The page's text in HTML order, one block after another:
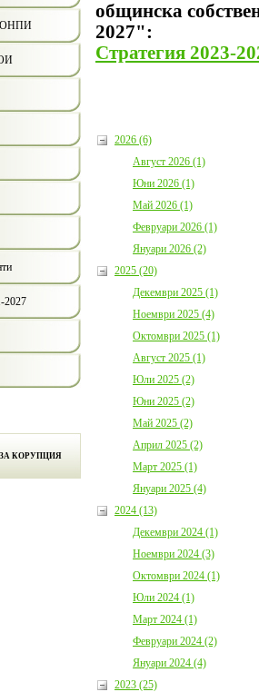
2027
КОРУПЦИЯ
общинска
2027":
Стратегия 2023-
2026 (6)
Август 2026 (1)
Юни 2026 (1)
Май 2026 (1)
Февруари 2026 (1)
Януари 2026 (2)
2025 (20)
Декември 2025 (1)
Ноември 2025 (4)
Октомври 2025 (1)
Август 2025 (1)
Юли 2025 (2)
Юни 2025 (2)
Май 2025 (2)
Април 2025 (2)
Март 2025 (1)
Януари 2025 (4)
2024 (13)
Декември 2024 (1)
Ноември 2024 (3)
Октомври 2024 (1)
Юли 2024 (1)
Март 2024 (1)
Февруари 2024 (2)
Януари 2024 (4)
2023 (25)